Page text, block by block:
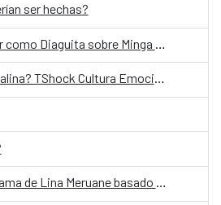
ser hechas?
¿Quién matará a Mesalina? TShock Cultura Emocional- ESP (Entrada liberada)
'Esa cosa animal', drama de Lina Meruane basado en su ensayo 'Contra los hijos'